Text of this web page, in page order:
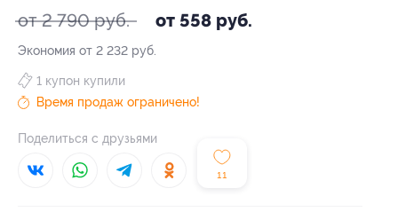
от 2 790 руб. от 558 руб.
Экономия от 2 232 руб.
11
1 купон купили
Время продаж ограничено!
Поделиться с друзьями